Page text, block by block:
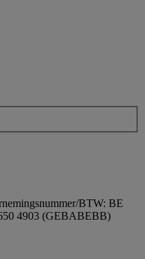
BTW: BE
4903 (GEBABEBB)